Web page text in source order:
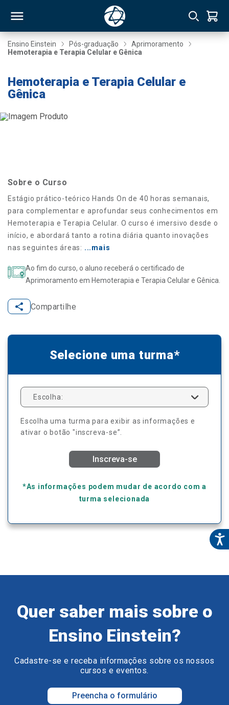
Ensino Einstein Pós-graduação
Aprimoramento
Hemoterapia e Terapia Celular e Gênica
Hemoterapia e Terapia Celular e
Gênica
Sobre o Curso
Estágio prático-teórico Hands On de 40 horas semanais,
para complementar e aprofundar seus conhecimentos em
Hemoterapia e Terapia Celular. O curso é imersivo desde o
início, e abordará tanto a rotina diária quanto inovações
nas seguintes áreas: ...mais
Ao fim do curso, o aluno receberá o certificado de
Aprimoramento em Hemoterapia e Terapia Celular e Gênica.
Compartilhe
Selecione uma turma*
Escolha:
Escolha uma turma para exibir as informações e
ativar o botão "inscreva-se”.
Inscreva-se
*As informações podem mudar de acordo com a
turma selecionada
Quer saber mais sobre o
Ensino Einstein?
Cadastre-se e receba informações sobre os nossos
cursos e eventos.
Preencha o formulário